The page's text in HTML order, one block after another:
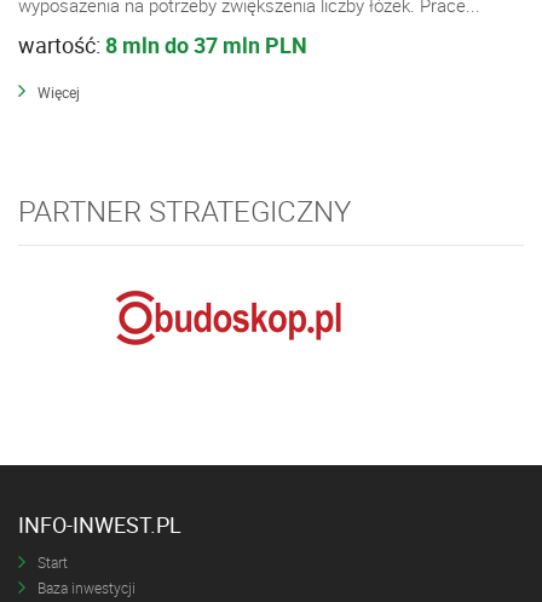
wartość: 8 mln do 37 mln PLN
Więcej
PARTNER STRATEGICZNY
INFO-INWEST.PL
Start
Baza inwestycji